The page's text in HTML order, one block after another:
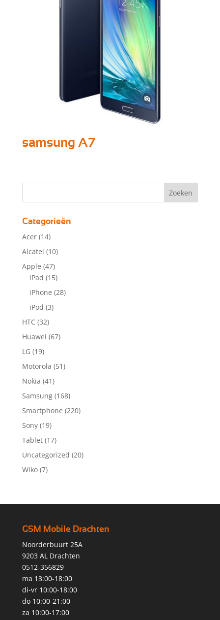
samsung A7
Categorieën
Acer (14)
Alcatel (10)
Apple (47)
iPad (15)
iPhone (28)
iPod (3)
HTC (32)
Huawei (67)
LG (19)
Motorola (51)
Nokia (41)
Samsung (168)
Smartphone (220)
Sony (19)
Tablet (17)
Uncategorized (20)
Wiko (7)
GSM Mobile Drachten
Noorderbuurt 25A
9203 AL Drachten
0512-356829
ma 13:00-18:00
di-vr 10:00-18:00
do 10:00-21:00
za 10:00-17:00